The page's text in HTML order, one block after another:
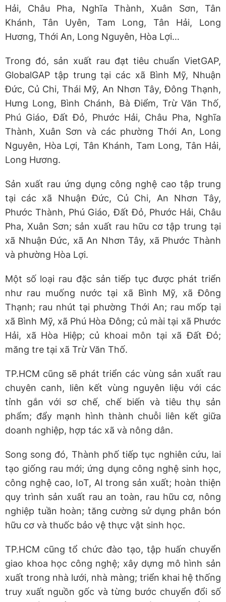
Hải, Châu Pha, Nghĩa Thành, Xuân Sơn, Tân
Khánh, Tân Uyên, Tam Long, Tân Hải, Long
Hương, Thới An, Long Nguyên, Hòa Lợi…
Trong đó, sản xuất rau đạt tiêu chuẩn VietGAP,
GlobalGAP tập trung tại các xã Bình Mỹ, Nhuận
Đức, Củ Chi, Thái Mỹ, An Nhơn Tây, Đông Thạnh,
Hưng Long, Bình Chánh, Bà Điểm, Trừ Văn Thố,
Phú Giáo, Đất Đỏ, Phước Hải, Châu Pha, Nghĩa
Thành, Xuân Sơn và các phường Thới An, Long
Nguyên, Hòa Lợi, Tân Khánh, Tam Long, Tân Hải,
Long Hương.
Sản xuất rau ứng dụng công nghệ cao tập trung
tại các xã Nhuận Đức, Củ Chi, An Nhơn Tây,
Phước Thành, Phú Giáo, Đất Đỏ, Phước Hải, Châu
Pha, Xuân Sơn; sản xuất rau hữu cơ tập trung tại
xã Nhuận Đức, xã An Nhơn Tây, xã Phước Thành
và phường Hòa Lợi.
Một số loại rau đặc sản tiếp tục được phát triển
như rau muống nước tại xã Bình Mỹ, xã Đông
Thạnh; rau nhút tại phường Thới An; rau mốp tại
xã Bình Mỹ, xã Phú Hòa Đông; củ mài tại xã Phước
Hải, xã Hòa Hiệp; củ khoai môn tại xã Đất Đỏ;
măng tre tại xã Trừ Văn Thố.
TP.HCM cũng sẽ phát triển các vùng sản xuất rau
chuyên canh, liên kết vùng nguyên liệu với các
tỉnh gắn với sơ chế, chế biến và tiêu thụ sản
phẩm; đẩy mạnh hình thành chuỗi liên kết giữa
doanh nghiệp, hợp tác xã và nông dân.
Song song đó, Thành phố tiếp tục nghiên cứu, lai
tạo giống rau mới; ứng dụng công nghệ sinh học,
công nghệ cao, IoT, AI trong sản xuất; hoàn thiện
quy trình sản xuất rau an toàn, rau hữu cơ, nông
nghiệp tuần hoàn; tăng cường sử dụng phân bón
hữu cơ và thuốc bảo vệ thực vật sinh học.
TP.HCM cũng tổ chức đào tạo, tập huấn chuyển
giao khoa học công nghệ; xây dựng mô hình sản
xuất trong nhà lưới, nhà màng; triển khai hệ thống
truy xuất nguồn gốc và từng bước chuyển đổi số